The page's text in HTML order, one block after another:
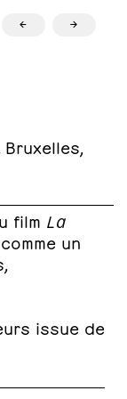
← →
film La
un
issue de